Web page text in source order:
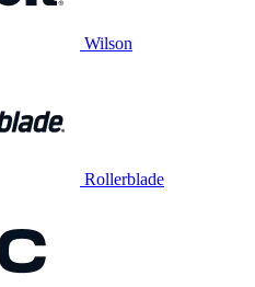
Wilson
Rollerblade